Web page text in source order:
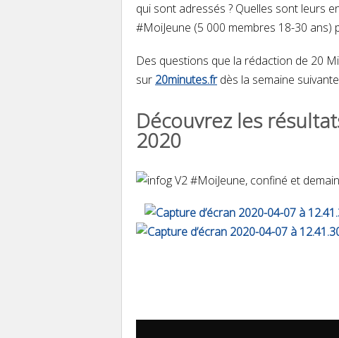
qui sont adressés ? Quelles sont leurs
#MoiJeune (5 000 membres 18-30
Des questions que la rédaction de 20
sur 20minutes.frdès la semaine
Découvrez les
2020